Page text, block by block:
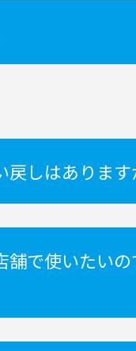
しはあります
で使いたい